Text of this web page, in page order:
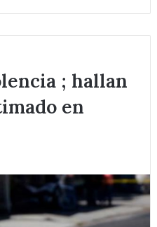
; hallan
en